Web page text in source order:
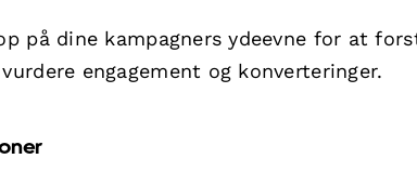
på dine kampagners ydeevne for at
engagement og konverteringer.